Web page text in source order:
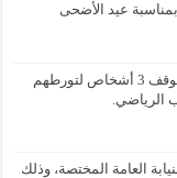
عيد الأضحى
أمن مولاي رشيد بالدار البيضاء يوقف 3 أشخاص لتورطهم
الرياضي.
العامة المختصة، وذلك